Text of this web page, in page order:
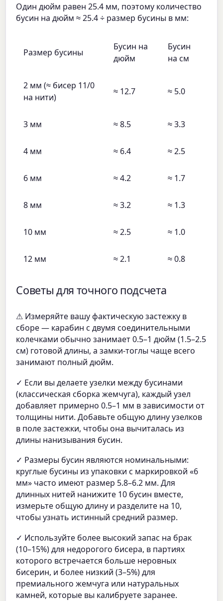
Один дюйм равен 25.4 мм, поэтому количество
бусин на дюйм ≈ 25.4 ÷ размер бусины в мм:
Размер бусины
Бусин на
дюйм
Бусин
на см
2 мм (≈ бисер 11/0
на нити)
≈ 12.7 ≈ 5.0
3 мм ≈ 8.5 ≈ 3.3
4 мм ≈ 6.4 ≈ 2.5
6 мм ≈ 4.2 ≈ 1.7
8 мм ≈ 3.2 ≈ 1.3
10 мм ≈ 2.5 ≈ 1.0
12 мм ≈ 2.1 ≈ 0.8
Советы для точного подсчета
⚠ Измеряйте вашу фактическую застежку в
сборе — карабин с двумя соединительными
колечками обычно занимает 0.5–1 дюйм (1.5–2.5
см) готовой длины, а замки-тоглы чаще всего
занимают полный дюйм.
✓ Если вы делаете узелки между бусинами
(классическая сборка жемчуга), каждый узел
добавляет примерно 0.5–1 мм в зависимости от
толщины нити. Добавьте общую длину узелков
в поле застежки, чтобы она вычиталась из
длины нанизывания бусин.
✓ Размеры бусин являются номинальными:
круглые бусины из упаковки с маркировкой «6
мм» часто имеют размер 5.8–6.2 мм. Для
длинных нитей нанижите 10 бусин вместе,
измерьте общую длину и разделите на 10,
чтобы узнать истинный средний размер.
✓ Используйте более высокий запас на брак
(10–15%) для недорогого бисера, в партиях
которого встречается больше неровных
бисерин, и более низкий (3–5%) для
премиального жемчуга или натуральных
камней, которые вы калибруете заранее.